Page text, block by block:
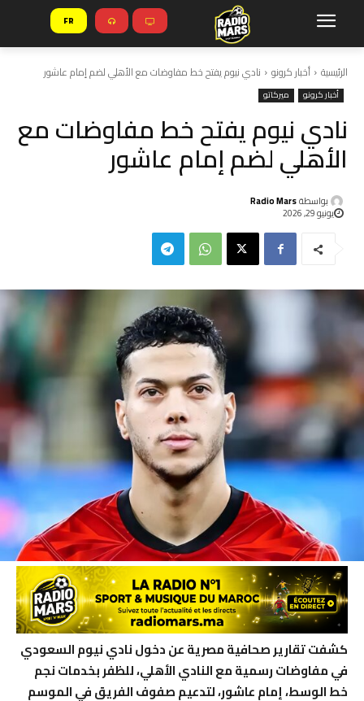
FR
الرئيسية أخبار كرونو نادي نيوم يفتح خط مفاوضات مع الأهلي لضم إمام عاشور
أخبار كرونو ميركاتو
نادي نيوم يفتح خط مفاوضات مع
الأهلي لضم إمام عاشور
بواسطةRadio Mars
يونيو 29, 2026
كشفت تقارير صحافية مصرية عن دخول نادي نيوم السعودي
في مفاوضات رسمية مع النادي الأهلي، للظفر بخدمات نجم
خط الوسط، إمام عاشور، لتدعيم صفوف الفريق في الموسم